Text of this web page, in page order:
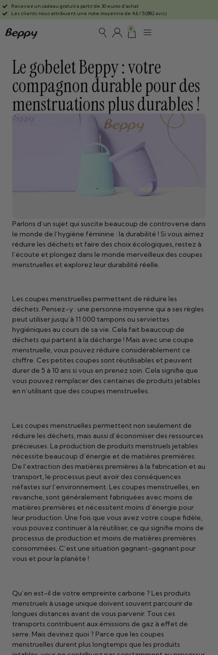
Recevez un cadeau gratuit à partir de 30 euros d'achat
Les clients nous attribuent une note moyenne de 4,6 / 5 (882 avis)
0
Le gobelet Beppy : votre
compagnon durable pour des
menstruations plus durables !
Parlons d’un sujet qui suscite beaucoup de controverse dans
le monde de l’hygiène féminine : la durabilité ! Si vous aimez
réduire les déchets et faire des choix écologiques, restez à
l’écoute et plongez dans le monde merveilleux des coupes
menstruelles et explorez leur durabilité réelle.
Les coupes menstruelles permettent de réduire les
déchets. Pensez-y : une personne moyenne qui a ses règles
peut utiliser jusqu’à 11 000 tampons ou serviettes
hygiéniques au cours de sa vie. Cela fait beaucoup de
déchets qui partent à la décharge ! Mais avec une coupe
menstruelle, vous pouvez réduire considérablement ce
chiffre. Ces petites coupes sont réutilisables et peuvent
durer de 5 à 10 ans si vous en prenez soin. Cela signifie que
vous pouvez remplacer des centaines de produits jetables
en n’utilisant que des coupes menstruelles.
Les coupes menstruelles permettent non seulement de
réduire les déchets, mais aussi d’économiser des ressources
précieuses. La production de produits menstruels jetables
nécessite beaucoup d’énergie et de matières premières.
De l’extraction des matières premières à la fabrication et au
transport, le processus peut avoir des conséquences
néfastes sur l’environnement. Les coupes menstruelles, en
revanche, sont généralement fabriquées avec moins de
matières premières et nécessitent moins d’énergie pour
leur production. Une fois que vous avez votre coupe fidèle,
vous pouvez continuer à la réutiliser, ce qui signifie moins de
processus de production et moins de matières premières
consommées. C’est une situation gagnant-gagnant pour
vous et pour la planète !
Qu’en est-il de votre empreinte carbone ? Les produits
menstruels à usage unique doivent souvent parcourir de
longues distances avant de vous parvenir. Tous ces
transports contribuent aux émissions de gaz à effet de
serre. Mais devinez quoi ? Parce que les coupes
menstruelles durent plus longtemps que les produits